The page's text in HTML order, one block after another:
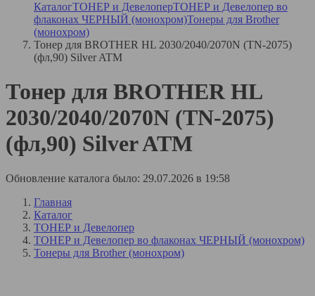
КаталогТОНЕР и ДевелоперТОНЕР и Девелопер во
флаконах ЧЕРНЫЙ (монохром)Тонеры для Brother
(монохром)
Тонер для BROTHER HL 2030/2040/2070N (TN-2075)
(фл,90) Silver ATM
Тонер для BROTHER HL
2030/2040/2070N (TN-2075)
(фл,90) Silver ATM
Обновление каталога было: 29.07.2026 в 19:58
Главная
Каталог
ТОНЕР и Девелопер
ТОНЕР и Девелопер во флаконах ЧЕРНЫЙ (монохром)
Тонеры для Brother (монохром)